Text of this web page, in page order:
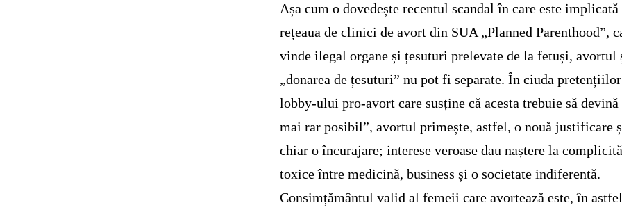
Așa cum o dovedește recentul scandal în care este implicată
rețeaua de clinici de avort din SUA „Planned Parenthood”,
vinde ilegal organe și țesuturi prelevate de la fetuși, avortul
„donarea de țesuturi” nu pot fi separate. În ciuda pretențiilor
lobby-ului pro-avort care susține că acesta trebuie să devină
mai rar posibil”, avortul primește, astfel, o nouă justificare
chiar o încurajare; interese veroase dau naștere la
toxice între medicină, business și o societate indiferentă.
Consimțământul valid al femeii care avortează este, în